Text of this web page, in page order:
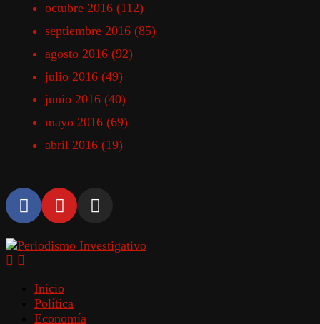
octubre 2016 (112)
septiembre 2016 (85)
agosto 2016 (92)
julio 2016 (49)
junio 2016 (40)
mayo 2016 (69)
abril 2016 (19)
Inicio
Política
Economía